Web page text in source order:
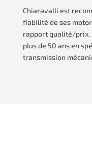
Chiaravalli est
fiabilité de ses
rapport qualité/prix.
plus de 50 ans en
transmission